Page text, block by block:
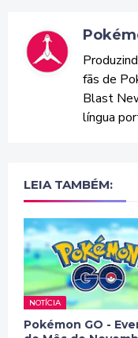
fãs de
Blast
língua
LEIA TAMBÉM:
NOTÍCIA
Pokémon GO -